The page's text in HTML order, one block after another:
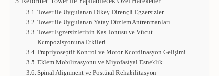
Tower ile Uygulanan Dikey Dirençli Egzersizler
Tower ile Uygulanan Yatay Düzlem Antrenmanları
Tower Egzersizlerinin Kas Tonusu ve Vücut
Kompozisyonuna Etkileri
Propriyoseptif Kontrol ve Motor Koordinasyon Gelişimi
Eklem Mobilizasyonu ve Miyofasiyal Esneklik
Spinal Alignment ve Postüral Rehabilitasyon